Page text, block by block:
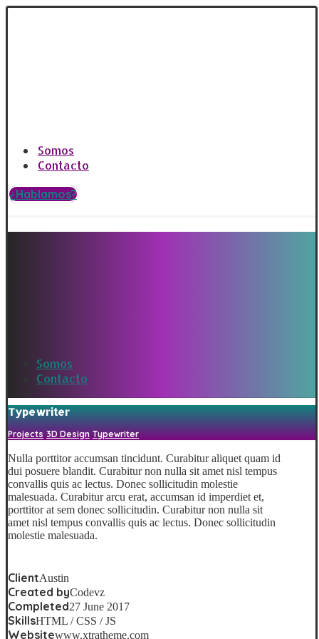
Somos
Contacto
¿Hablamos?
Somos
Contacto
Typewriter
Projects 3D Design Typewriter
Nulla porttitor accumsan tincidunt. Curabitur aliquet quam id
dui posuere blandit. Curabitur non nulla sit amet nisl tempus
convallis quis ac lectus. Donec sollicitudin molestie
malesuada. Curabitur arcu erat, accumsan id imperdiet et,
porttitor at sem donec sollicitudin. Curabitur non nulla sit
amet nisl tempus convallis quis ac lectus. Donec sollicitudin
molestie malesuada.
ClientAustin
Created byCodevz
Completed27 June 2017
SkillsHTML / CSS / JS
Websitewww.xtratheme.com